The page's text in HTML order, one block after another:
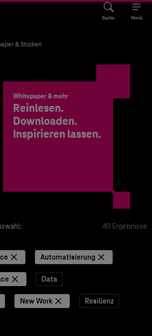
Suche Menü
& Studien
Whitepaper & mehr
Reinlesen.
Downloaden.
Inspirieren lassen.
40 Ergebnisse
Automatisierung
Data
New Work Resilienz